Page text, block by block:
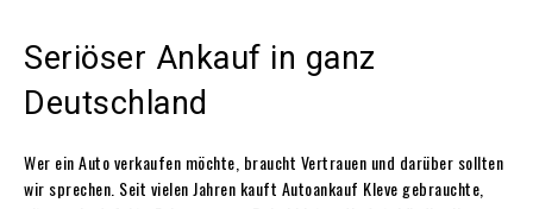
Seriöser Ankauf in ganz
Deutschland
Wer ein Auto verkaufen möchte, braucht Vertrauen und darüber sollten
wir sprechen. Seit vielen Jahren kauft Autoankauf Kleve gebrauchte,